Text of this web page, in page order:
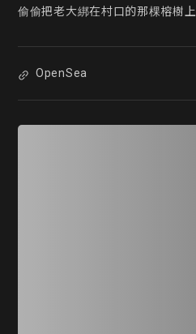
偷偷把老大綁在村口的那棵榕樹上
OpenSea